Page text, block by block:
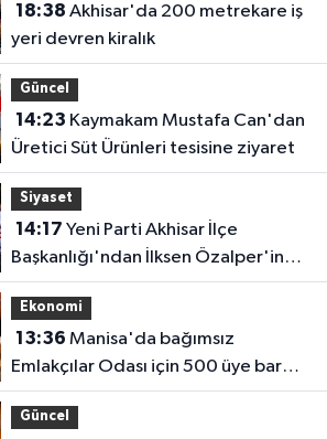
18:38
yeri devren kiralık
Güncel
14:23
Üretici Süt Ürünleri tesisine ziyaret
Siyaset
14:17
Başkanlığı'ndan İlksen Özalper'in
gözaltına alınmasına tepki
Ekonomi
13:36
Emlakçılar Odası için 500 üye barajı
aşıldı
Güncel